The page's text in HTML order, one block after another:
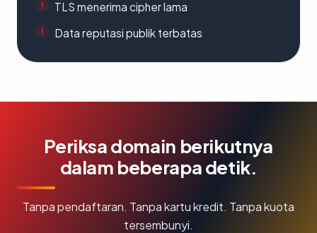
TLS menerima cipher lama
Data reputasi publik terbatas
Periksa domain berikutnya
dalam beberapa detik.
Tanpa pendaftaran. Tanpa kartu kredit. Tanpa kuota
tersembunyi.